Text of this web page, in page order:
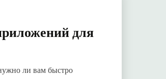
для
ли вам быстро